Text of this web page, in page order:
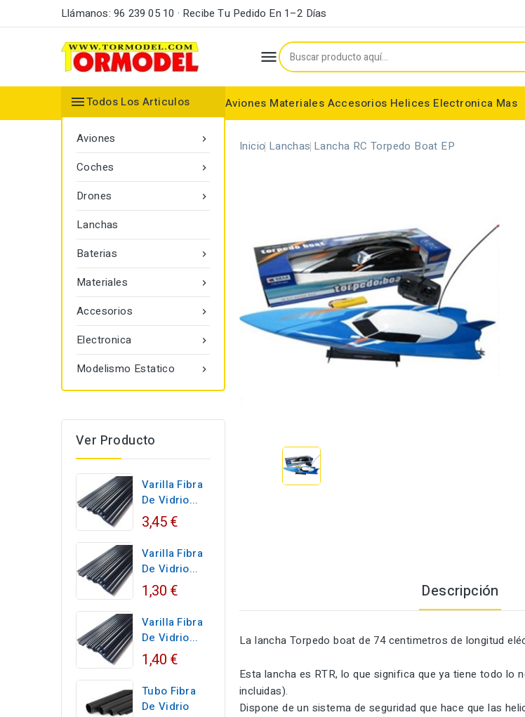
Llámanos: 96 239 05 10 · Recibe Tu Pedido En 1–2 Días

Aviones Materiales Accesorios Helices Electronica Mas
Todos Los Articulos

Aviones

Coches

Drones
Lanchas

Baterias

Materiales

Accesorios

Electronica

Modelismo Estatico
Ver Producto
Varilla Fibra
De Vidrio...
3,45 €
Varilla Fibra
De Vidrio...
1,30 €
Varilla Fibra
De Vidrio...
1,40 €
Tubo Fibra
De Vidrio
Inicio Lanchas Lancha RC Torpedo Boat EP
Descripción
La lancha Torpedo boat de 74 centimetros de longitud
Esta lancha es RTR, lo que significa que ya tiene todo lo
incluidas).
Dispone de un sistema de seguridad que hace que las